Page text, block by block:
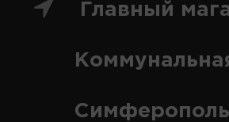
Главный
Симферополь